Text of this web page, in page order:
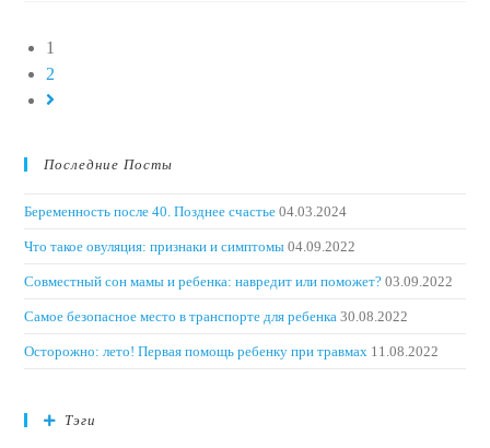
1
2
Последние Посты
Беременность после 40. Позднее счастье 04.03.2024
Что такое овуляция: признаки и симптомы 04.09.2022
Совместный сон мамы и ребенка: навредит или поможет? 03.09.2022
Самое безопасное место в транспорте для ребенка 30.08.2022
Осторожно: лето! Первая помощь ребенку при травмах 11.08.2022
Тэги